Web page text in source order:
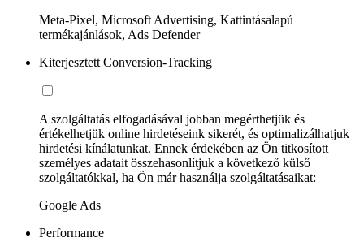
Meta-Pixel, Microsoft Advertising, Kattintásalapú
termékajánlások, Ads Defender
Kiterjesztett Conversion-Tracking
A szolgáltatás elfogadásával jobban megérthetjük és
értékelhetjük online hirdetéseink sikerét, és optimalizálhatjuk
hirdetési kínálatunkat. Ennek érdekében az Ön titkosított
személyes adatait összehasonlítjuk a következő külső
szolgáltatókkal, ha Ön már használja szolgáltatásaikat:
Google Ads
Performance